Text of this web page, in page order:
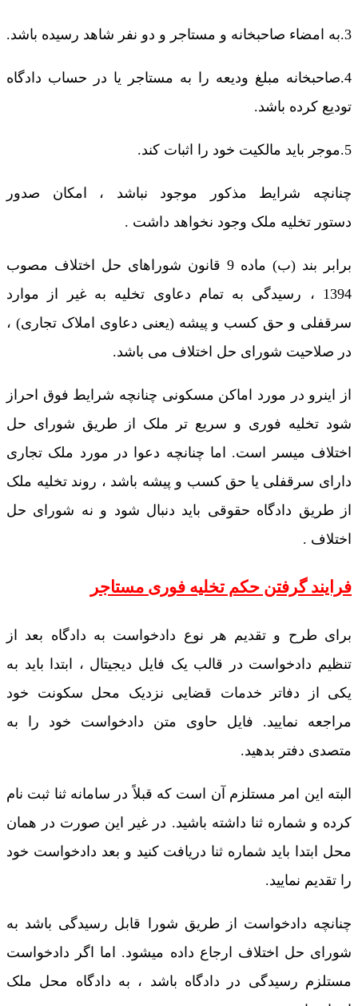
3.به امضاء صاحبخانه و مستاجر و دو نفر شاهد رسیده باشد.
4.صاحبخانه مبلغ ودیعه را به مستاجر یا در حساب دادگاه
تودیع کرده باشد.
5.موجر باید مالکیت خود را اثبات کند.
چنانچه شرایط مذکور موجود نباشد ، امکان صدور
دستور تخلیه ملک وجود نخواهد داشت .
برابر بند (ب) ماده 9 قانون شوراهای حل اختلاف مصوب
1394 ، رسیدگی به تمام دعاوی تخلیه به غیر از موارد
سرقفلی و حق کسب و پیشه (یعنی دعاوی املاک تجاری) ،
در صلاحیت شورای حل اختلاف می باشد.
از اینرو در مورد اماکن مسکونی چنانچه شرایط فوق احراز
شود تخلیه فوری و سریع تر ملک از طریق شورای حل
اختلاف میسر است. اما چنانچه دعوا در مورد ملک تجاری
دارای سرقفلی یا حق کسب و پیشه باشد ، روند تخلیه ملک
از طریق دادگاه حقوقی باید دنبال شود و نه شورای حل
اختلاف .
فرایند گرفتن حکم تخلیه فوری مستاجر
برای طرح و تقدیم هر نوع دادخواست به دادگاه بعد از
تنظیم دادخواست در قالب یک فایل دیجیتال ، ابتدا باید به
یکی از دفاتر خدمات قضایی نزدیک محل سکونت خود
مراجعه نمایید. فایل حاوی متن دادخواست خود را به
متصدی دفتر بدهید.
البته این امر مستلزم آن است که قبلاً در سامانه ثنا ثبت نام
کرده و شماره ثنا داشته باشید. در غیر این صورت در همان
محل ابتدا باید شماره ثنا دریافت کنید و بعد دادخواست خود
را تقدیم نمایید.
چنانچه دادخواست از طریق شورا قابل رسیدگی باشد به
شورای حل اختلاف ارجاع داده میشود. اما اگر دادخواست
مستلزم رسیدگی در دادگاه باشد ، به دادگاه محل ملک